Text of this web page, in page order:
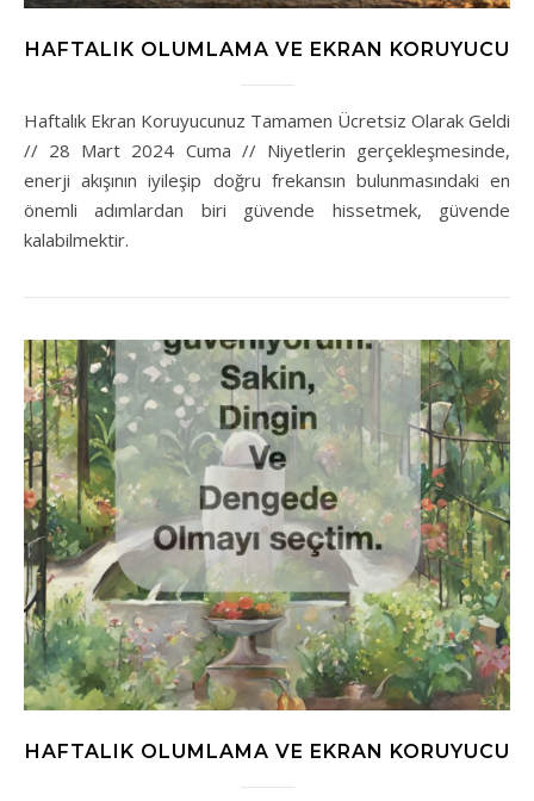
HAFTALIK OLUMLAMA VE EKRAN KORUYUCU
Haftalık Ekran Koruyucunuz Tamamen Ücretsiz Olarak Geldi
// 28 Mart 2024 Cuma // Niyetlerin gerçekleşmesinde,
enerji akışının iyileşip doğru frekansın bulunmasındaki en
önemli adımlardan biri güvende hissetmek, güvende
kalabilmektir.
HAFTALIK OLUMLAMA VE EKRAN KORUYUCU